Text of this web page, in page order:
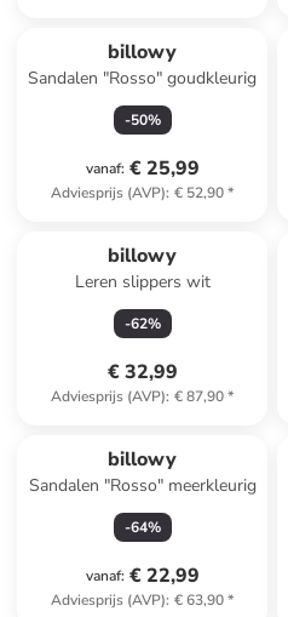
billowy
Sandalen "Rosso" goudkleurig
-50%
vanaf: € 25,99
Adviesprijs (AVP): € 52,90*
billowy
Leren slippers wit
-62%
€ 32,99
Adviesprijs (AVP): € 87,90*
billowy
Sandalen "Rosso" meerkleurig
-64%
vanaf: € 22,99
Adviesprijs (AVP): € 63,90*